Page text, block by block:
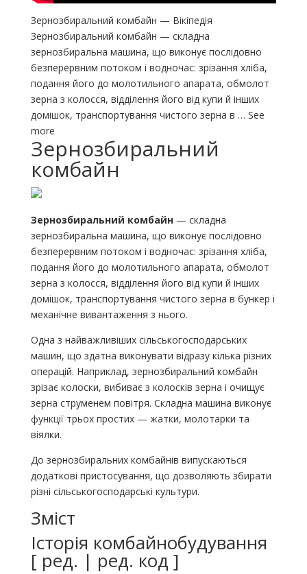
Зернозбиральний комбайн — Вікіпедія
Зернозбиральний комбайн — складна
зернозбиральна машина, що виконує послідовно
безперервним потоком і водночас: зрізання хліба,
подання його до молотильного апарата, обмолот
зерна з колосся, відділення його від купи й інших
домішок, транспортування чистого зерна в … See
more
Зернозбиральний
комбайн
Зернозбиральний комбайн— складна
зернозбиральна машина, що виконує послідовно
безперервним потоком і водночас: зрізання хліба,
подання його до молотильного апарата, обмолот
зерна з колосся, відділення його від купи й інших
домішок, транспортування чистого зерна в бункер і
механічне вивантаження з нього.
Одна з найважливіших сільськогосподарських
машин, що здатна виконувати відразу кілька різних
операцій. Наприклад, зернозбиральний комбайн
зрізає колоски, вибиває з колосків зерна і очищує
зерна струменем повітря. Складна машина виконує
функції трьох простих — жатки, молотарки та
віялки.
До зернозбиральних комбайнів випускаються
додаткові пристосування, що дозволяють збирати
різні сільськогосподарські культури.
Зміст
Історія комбайнобудування
[ ред. | ред. код ]